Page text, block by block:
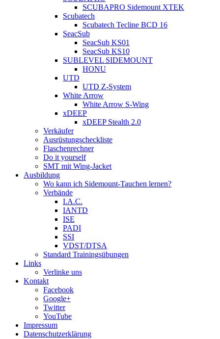
SCUBAPRO Sidemount XTEK
Scubatech
Scubatech Tecline BCD 16
SeacSub
SeacSub KS01
SeacSub KS10
SUBLEVEL SIDEMOUNT
HONU
UTD
UTD Z-System
White Arrow
White Arrow S-Wing
xDEEP
xDEEP Stealth 2.0
Verkäufer
Ausrüstungscheckliste
Flaschenrechner
Do it yourself
SMT mit Wing-Jacket
Ausbildung
Wo kann ich Sidemount-Tauchen lernen?
Verbände
I.A.C.
IANTD
ISE
PADI
SSI
VDST/DTSA
Standard Trainingsübungen
Links
Verlinke uns
Kontakt
Facebook
Google+
Twitter
YouTube
Impressum
Datenschutzerklärung